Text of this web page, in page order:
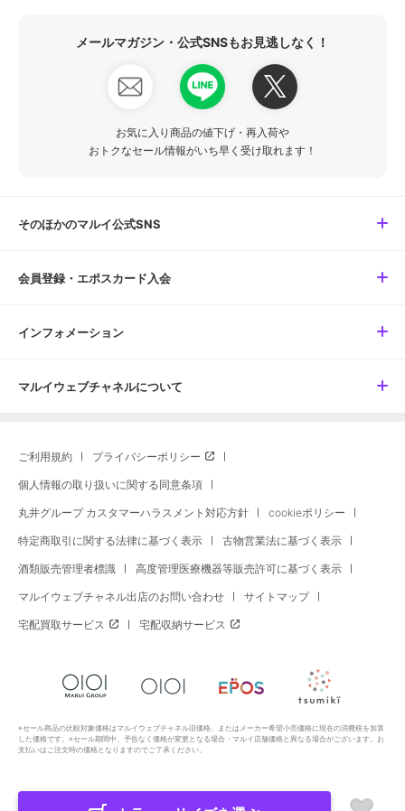
メールマガジン・公式SNSもお見逃しなく！
お気に入り商品の値下げ・再入荷や
おトクなセール情報がいち早く受け取れます！
そのほかのマルイ公式SNS
会員登録・エポスカード入会
インフォメーション
マルイウェブチャネルについて
ご利用規約 プライバシーポリシー
個人情報の取り扱いに関する同意条項
丸井グループ カスタマーハラスメント対応方針 cookieポリシー
特定商取引に関する法律に基づく表示 古物営業法に基づく表示
酒類販売管理者標識 高度管理医療機器等販売許可に基づく表示
マルイウェブチャネル出店のお問い合わせ サイトマップ
宅配買取サービス 宅配収納サービス
※セール商品の比較対象価格はマルイウェブチャネル旧価格、またはメーカー希望小売価格に現在の消費税を加算
した価格です。※セール期間中、予告なく価格が変更となる場合・マルイ店舗価格と異なる場合がございます。お
支払いはご注文時の価格となりますのでご了承ください。